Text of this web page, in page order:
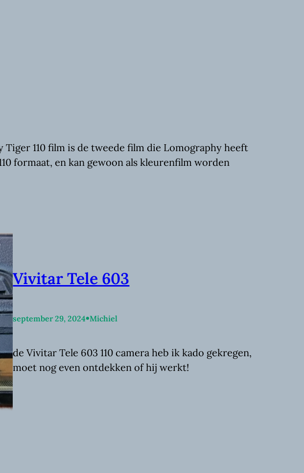
110 film is de tweede film die Lomography heeft
formaat, en kan gewoon als kleurenfilm worden
Vivitar Tele 603
september 29, 2024•Michiel
de Vivitar Tele 603 110 camera heb ik kado gekregen,
moet nog even ontdekken of hij werkt!